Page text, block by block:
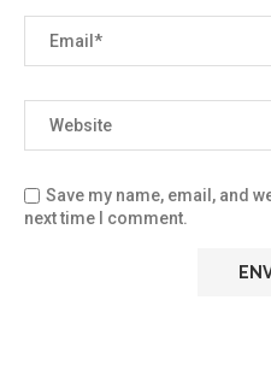
Save my name, email, and
next time I comment.